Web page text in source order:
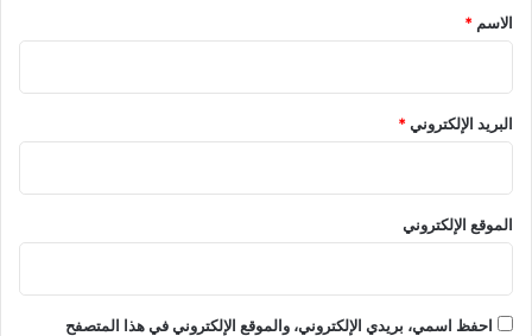
*
الاسم *
البريد الإلكتروني*
الموقع الإلكتروني
احفظ اسمي، بريدي الإلكتروني، والموقع الإلكتروني في هذا المتصفح